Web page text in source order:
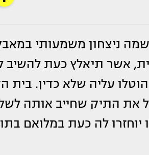
ניצחון משמעותי
אשר תיאלץ כעת להשיב
קנסות שהוטלו עליה שלא כדין.
יוחזרו לה כעת במלואם